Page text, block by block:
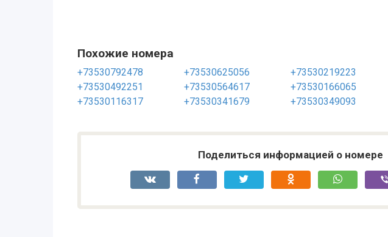
Похожие номера
+73530792478 +73530625056 +73530219223
+73530492251
+73530564617 +73530166065
+73530116317
+73530341679 +73530349093
Поделиться информацией о номере